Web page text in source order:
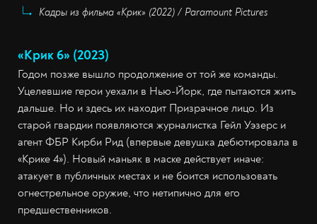
Кадры из фильма «Крик» (2022) / Paramount Pictures
«Крик 6» (2023)
Годом позже вышло продолжение от той же команды.
Уцелевшие герои уехали в Нью-Йорк, где пытаются жить
дальше. Но и здесь их находит Призрачное лицо. Из
старой гвардии появляются журналистка Гейл Уэзерс и
агент ФБР Кирби Рид (впервые девушка дебютировала в
«Крике 4»). Новый маньяк в маске действует иначе:
атакует в публичных местах и не боится использовать
огнестрельное оружие, что нетипично для его
предшественников.